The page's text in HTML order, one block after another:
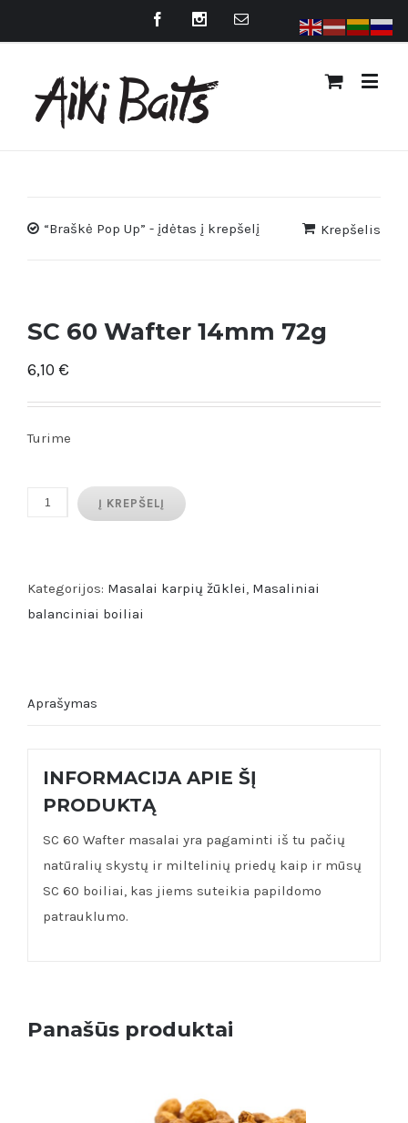
“Braškė Pop Up” - įdėtas į krepšelį Krepšelis
SC 60 Wafter 14mm 72g
6,10 €
Turime
produkto
Į KREPŠELĮ
Kategorijos: Masalai karpių žūklei, Masaliniai
balanciniai boiliai
Aprašymas
INFORMACIJA APIE ŠĮ
PRODUKTĄ
SC 60 Wafter masalai yra pagaminti iš tu pačių
natūralių skystų ir miltelinių priedų kaip ir mūsų
SC 60 boiliai, kas jiems suteikia papildomo
patrauklumo.
Panašūs produktai